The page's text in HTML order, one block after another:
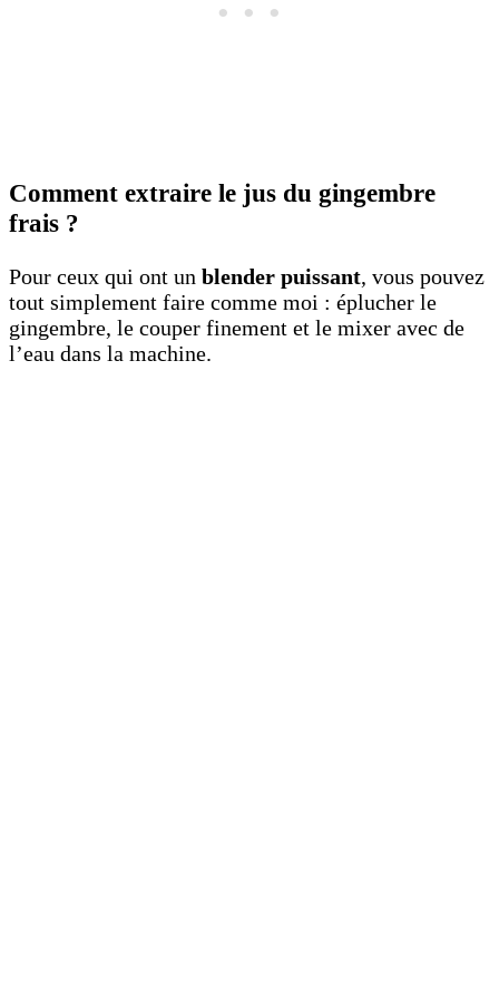
Comment extraire le jus du gingembre
frais ?
Pour ceux qui ont un blender puissant, vous pouvez
tout simplement faire comme moi : éplucher le
gingembre, le couper finement et le mixer avec de
l’eau dans la machine.